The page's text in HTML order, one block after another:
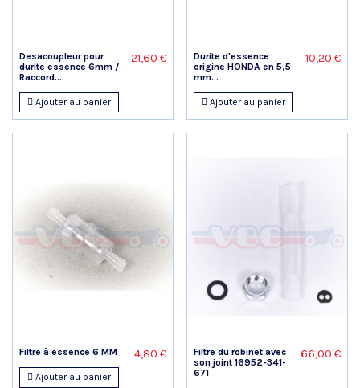
Desacoupleur pour
durite essence 6mm /
Raccord...
21,60 €
Ajouter au panier
Durite d'essence
origine HONDA en 5,5
mm...
10,20 €
Ajouter au panier
Filtre à essence 6 MM 4,80 €
Ajouter au panier
Filtre du robinet avec
son joint 16952-341-
671
66,00 €